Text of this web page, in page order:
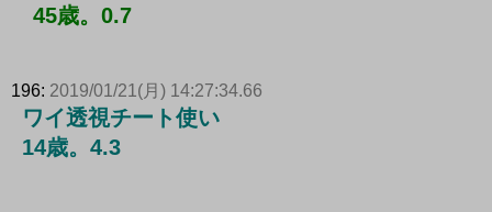
45歳。0.7
196: 2019/01/21(月) 14:27:34.66
ワイ透視チート使い
14歳。4.3